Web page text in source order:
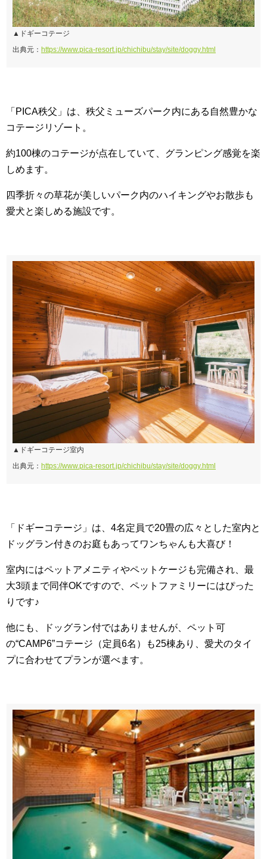
▲ドギーコテージ
出典元： https://www.pica-resort.jp/chichibu/stay/site/doggy.html
「PICA秩父」は、秩父ミューズパーク内にある自然豊かな
コテージリゾート。
約100棟のコテージが点在していて、グランピング感覚を楽
しめます。
四季折々の草花が美しいパーク内のハイキングやお散歩も
愛犬と楽しめる施設です。
▲ドギーコテージ室内
出典元： https://www.pica-resort.jp/chichibu/stay/site/doggy.html
「ドギーコテージ」は、4名定員で20畳の広々とした室内と
ドッグラン付きのお庭もあってワンちゃんも大喜び！
室内にはペットアメニティやペットケージも完備され、最
大3頭まで同伴OKですので、ペットファミリーにはぴった
りです♪
他にも、ドッグラン付ではありませんが、ペット可
の“CAMP6”コテージ（定員6名）も25棟あり、愛犬のタイ
プに合わせてプランが選べます。